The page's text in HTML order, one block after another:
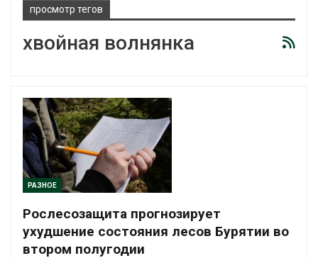
просмотр тегов
хвойная волнянка
РАЗНОЕ
Рослесозащита прогнозирует
ухудшение состояния лесов Бурятии во
втором полугодии